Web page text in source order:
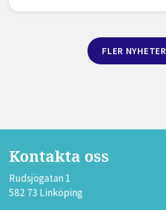
FLER NYHETER
Kontakta oss
Rudsjögatan 1
582 73 Linköping